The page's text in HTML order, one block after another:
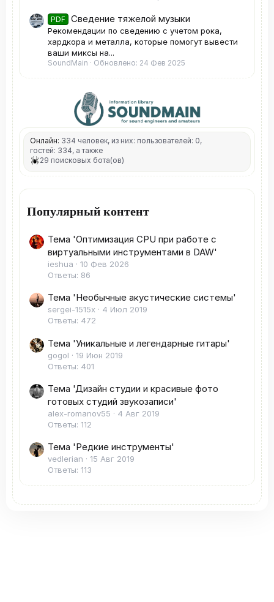
PDF Сведение тяжелой музыки
Рекомендации по сведению с учетом рока,
хардкора и металла, которые помогут вывести
ваши миксы на...
SoundMain Обновлено: 24 Фев 2025
Онлайн: 334 человек, из них: пользователей: 0,
гостей: 334, а также
29 поисковых бота(ов)
Популярный контент
Тема 'Оптимизация CPU при работе с
виртуальными инструментами в DAW'
ieshua
10 Фев 2026
Ответы: 86
Тема 'Необычные акустические системы'
sergei-1515x
4 Июл 2019
Ответы: 472
Тема 'Уникальные и легендарные гитары'
gogol
19 Июн 2019
Ответы: 401
Тема 'Дизайн студии и красивые фото
готовых студий звукозаписи'
alex-romanov55
4 Авг 2019
Ответы: 112
Тема 'Редкие инструменты'
vedlerian
15 Авг 2019
Ответы: 113